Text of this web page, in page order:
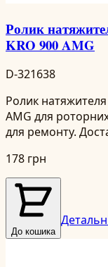
Ролик
KRO 900 AMG
D-321638
Ролик
AMG для
для ремонту.
178 грн
До кошика